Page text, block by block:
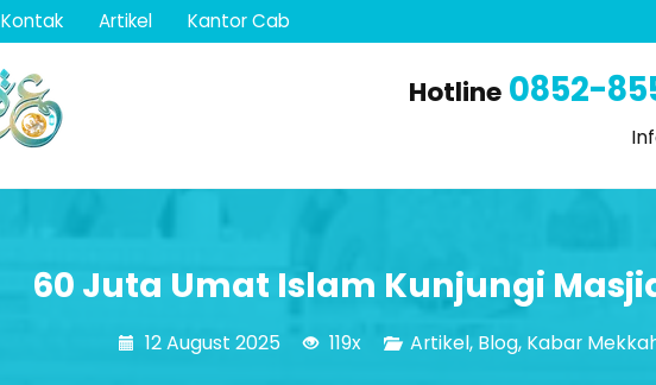
Kontak Artikel Kantor Cab
Hotline 0852-
60 Juta Umat Islam Kunjungi
12 August 2025 119x Artikel, Blog, Kabar